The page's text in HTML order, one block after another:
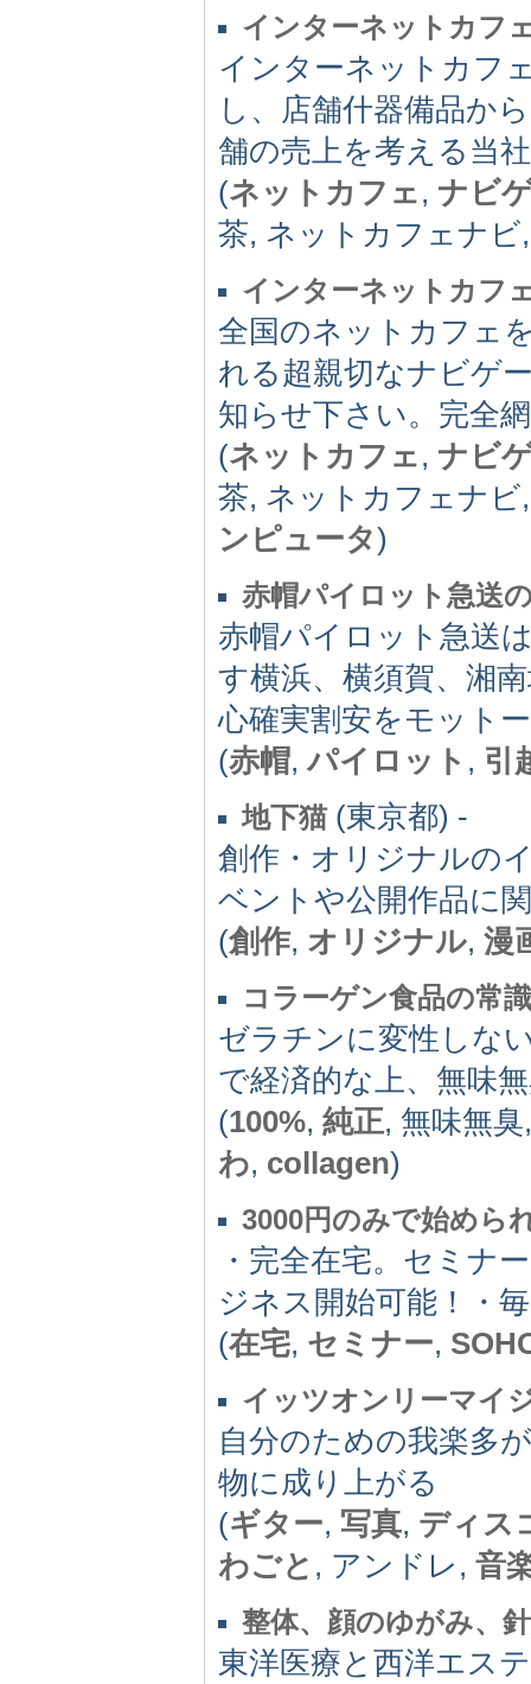
インターネットカフ
インターネットカフ
し、店舗什器備品か
舗の売上を考える当
(ネットカフェ, ナビ
茶, ネットカフェナ
インターネットカフ
全国のネットカフェ
れる超親切なナビゲ
知らせ下さい。完全
(ネットカフェ, ナビ
茶, ネットカフェナ
ンピュータ)
赤帽パイロット急送
赤帽パイロット急送
す横浜、横須賀、湘
心確実割安をモット
(赤帽,パイロット , 引
地下猫(東京都) -
創作・オリジナルの
ベントや公開作品に
(創作, オリジナル, 漫
コラーゲン食品の常
ゼラチンに変性しな
で経済的な上、無味
(100%, 純正, 無味無
わ, collagen)
3000円のみで始めら
・完全在宅。セミナ
ジネス開始可能！・
(在宅, セミナー,
イッツオンリーマイ
自分のための我楽多
物に成り上がる
(ギター, 写真, ディス
わごと , アンドレ, 音
整体、顔のゆがみ、
東洋医療と西洋エス